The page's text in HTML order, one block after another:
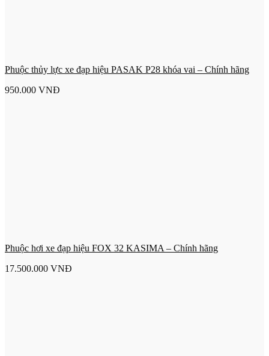
Phuộc thủy lực xe đạp hiệu PASAK P28 khóa vai – Chính hãng
950.000 VNĐ
Phuộc hơi xe đạp hiệu FOX 32 KASIMA – Chính hãng
17.500.000 VNĐ